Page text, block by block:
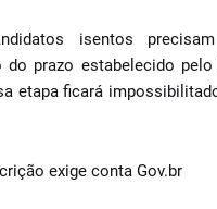
isentos
do prazo estabelecido pelo
etapa ficará
exige conta Gov.br